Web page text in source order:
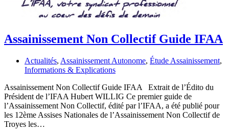
Assainissement Non Collectif Guide IFAA
Actualités, Assainissement Autonome, Étude Assainissement,
Informations & Explications
Assainissement Non Collectif Guide IFAA Extrait de l’Édito du
Président de l’IFAA Hubert WILLIG Ce premier guide de
l’Assainissement Non Collectif, édité par l’IFAA, a été publié pour
les 12ème Assises Nationales de l’Assainissement Non Collectif de
Troyes les…